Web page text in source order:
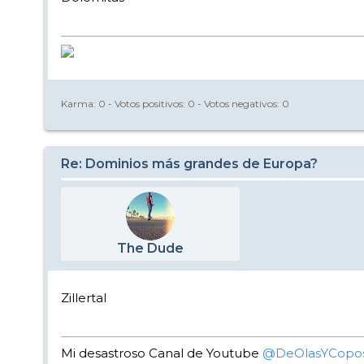
Karma: 0 - Votos positivos: 0 - Votos negativos: 0
Re: Dominios más grandes de Europa?
The Dude
Zillertal
Mi desastroso Canal de Youtube